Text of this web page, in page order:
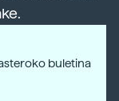
buletina